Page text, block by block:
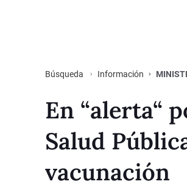
Búsqueda Información
En “alerta“
Salud
vacunación